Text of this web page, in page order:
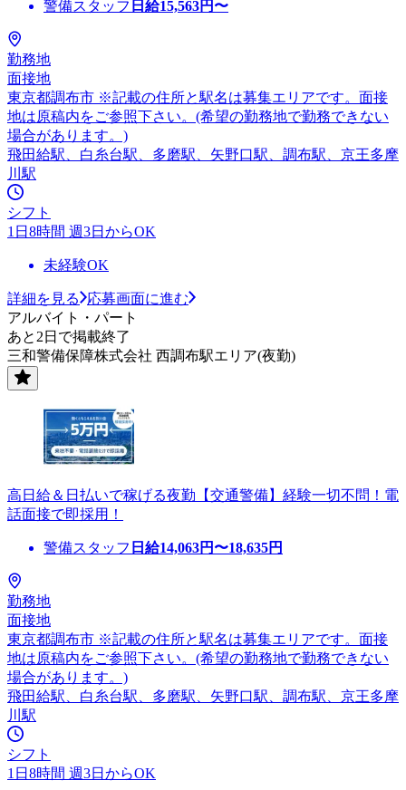
警備スタッフ 日給15,563円〜
勤務地
面接地
東京都調布市 ※記載の住所と駅名は募集エリアです。面接
地は原稿内をご参照下さい。(希望の勤務地で勤務できない
場合があります。)
飛田給駅、白糸台駅、多磨駅、矢野口駅、調布駅、京王多摩
川駅
シフト
1日8時間 週3日からOK
未経験OK
詳細を見る
応募画面に進む
アルバイト・パート
あと2日で掲載終了
三和警備保障株式会社 西調布駅エリア(夜勤)
高日給＆日払いで稼げる夜勤【交通警備】経験一切不問！電
話面接で即採用！
警備スタッフ 日給14,063円〜18,635円
勤務地
面接地
東京都調布市 ※記載の住所と駅名は募集エリアです。面接
地は原稿内をご参照下さい。(希望の勤務地で勤務できない
場合があります。)
飛田給駅、白糸台駅、多磨駅、矢野口駅、調布駅、京王多摩
川駅
シフト
1日8時間 週3日からOK